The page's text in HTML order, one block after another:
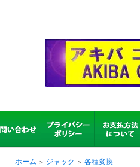
ホーム ＞ ジャック ＞ 各種変換